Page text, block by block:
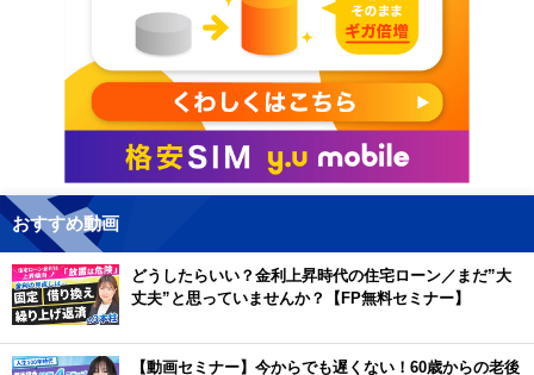
おすすめ動画
どうしたらいい？金利上昇時代の住宅ローン／まだ”大
丈夫”と思っていませんか？【FP無料セミナー】
【動画セミナー】今からでも遅くない！60歳からの老後